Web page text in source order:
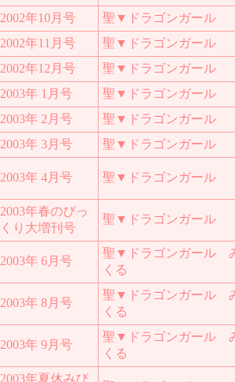
2002年10月号
聖▼ドラゴンガール
2002年11月号
聖▼ドラゴンガール
2002年12月号
聖▼ドラゴンガール
2003年 1月号
聖▼ドラゴンガール
2003年 2月号
聖▼ドラゴンガール
2003年 3月号
聖▼ドラゴンガール
2003年 4月号 聖▼ドラゴンガール
2003年春のびっ
くり大増刊号
聖▼ドラゴンガール
2003年 6月号
聖▼ドラゴンガール
くる
2003年 8月号
聖▼ドラゴンガール
くる
2003年 9月号
聖▼ドラゴンガール
くる
2003年夏休みび